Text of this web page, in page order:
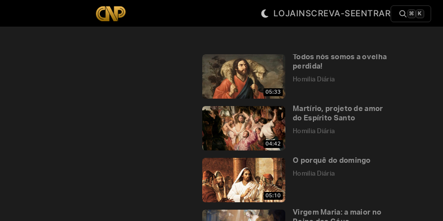
LOJAINSCREVA-SEENTRAR ⌘ K
05:33
Todos nós somos a ovelha
perdida!
Homilia Diária
04:42
Martírio, projeto de amor
do Espírito Santo
Homilia Diária
05:10
O porquê do domingo
Homilia Diária
Virgem Maria: a maior no